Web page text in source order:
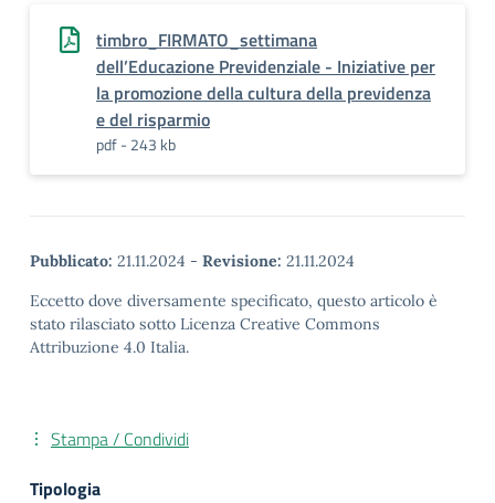
timbro_FIRMATO_settimana
dell’Educazione Previdenziale - Iniziative per
la promozione della cultura della previdenza
e del risparmio
pdf - 243 kb
Pubblicato: 21.11.2024 - Revisione: 21.11.2024
Eccetto dove diversamente specificato, questo articolo è
stato rilasciato sotto Licenza Creative Commons
Attribuzione 4.0 Italia.
Stampa / Condividi
Tipologia